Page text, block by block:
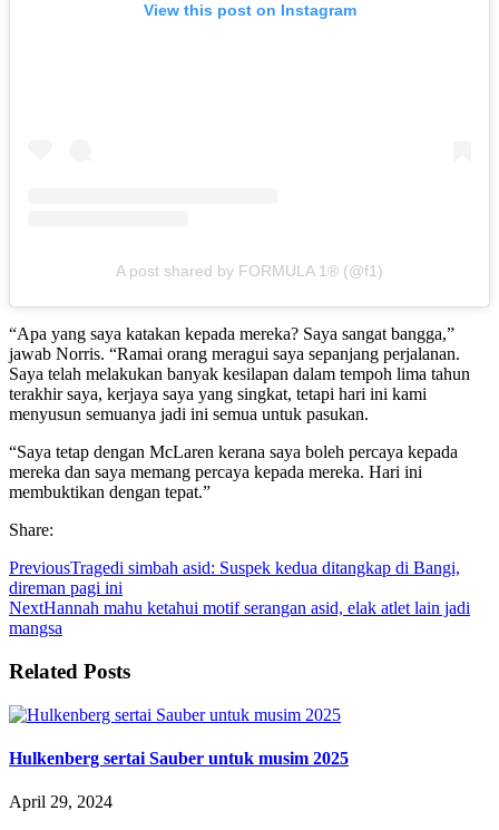
View this post on Instagram
A post shared by FORMULA 1® (@f1)
“Apa yang saya katakan kepada mereka? Saya sangat bangga,”
jawab Norris. “Ramai orang meragui saya sepanjang perjalanan.
Saya telah melakukan banyak kesilapan dalam tempoh lima tahun
terakhir saya, kerjaya saya yang singkat, tetapi hari ini kami
menyusun semuanya jadi ini semua untuk pasukan.
“Saya tetap dengan McLaren kerana saya boleh percaya kepada
mereka dan saya memang percaya kepada mereka. Hari ini
membuktikan dengan tepat.”
Share:
PreviousTragedi simbah asid: Suspek kedua ditangkap di Bangi,
direman pagi ini
NextHannah mahu ketahui motif serangan asid, elak atlet lain jadi
mangsa
Related Posts
Hulkenberg sertai Sauber untuk musim 2025
April 29, 2024